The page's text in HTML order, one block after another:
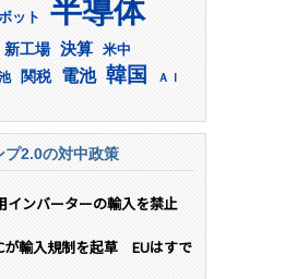
ット 半導体
新工場 決算 米中
関税 電池 韓国 ＡＩ
プ2.0の対中政策
インバーターの輸入を禁止
が輸入規制を起草 EUはすで